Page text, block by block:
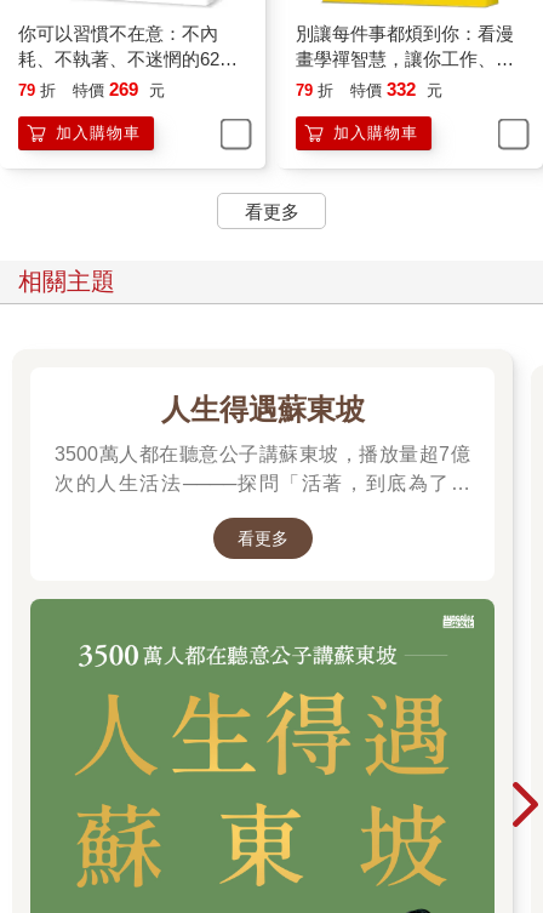
還有一句禪語是：「掬水月在手。」明月高掛在天空，但只要用
雙手掬起一捧水，月兒就會映照在水面，彷彿在我們掌中。這句
禪語是在比喻，我們每個人心中本來就具有佛性。沒錯，佛陀寄
宿在你我心中。而月亮，提醒了我們這一點。
煩惱：菸酒怎麼也戒不掉
一把年紀了，卻還是沉迷酒精，也戒不掉菸。現在年輕人都已經
逐漸遠離菸酒，就連我這個年齡層的人，也有不少人成功戒酒戒
壓力大，所以戒不掉酒，也戒不了菸。又或是，戒不掉暴飲暴
如果成癮的狀況已經嚴重到危害身心健康，請不要猶豫，盡快尋
求醫療協助，接受適當的治療和支持。
但是回到抽菸喝酒最根本的原因來看，酒精和香菸本來就是很常
見的舒壓方式。
當然，無論是喝酒還是抽菸，都稱不上對身體有益，現在的社會
風氣確實也朝著遠離菸酒的方向發展。你會覺得丟臉，大概也是
因為心裡有點在意，擔心會不會給周圍的人帶來困擾吧。然而，
量、不強迫他人喝，有節制地享受，並無不可，無需過於責備自
己。而且，抱著罪惡感抽菸喝酒，反而無法獲得滿足，甚至可能
因為內心不安的反撲，讓酒量和菸量增加，而陷入惡性循環。
壓方式，正向地看待它呢？
另外，當你發現，即使喝了酒、抽了菸，仍然無法消除壓力時，
也許該思考一下：是否已經無法好好感受它們的美味了呢？
請你閉上眼睛，集中精神在手中的酒或香菸，細細品味一下它們
有句禪語叫「喫茶喫飯」，意思是喝茶的時候，專注於喝茶這件
事情上，以自己與茶融為一體的心情來品茗。
你可以習慣不在意：不內
耗、不執著、不迷惘的62個
心態重整練習
79 折 特價 269 元
加入購物車
別讓每件事都煩到你：看漫
畫學禪智慧，讓你工作、生
活、人際無憂一身輕
79 折 特價 332 元
加入購物車
看更多
相關主題
人生得遇蘇東坡
3500萬人都在聽意公子講蘇東坡，播放量超7億
次的人生活法────探問「活著，到底為了什
看更多